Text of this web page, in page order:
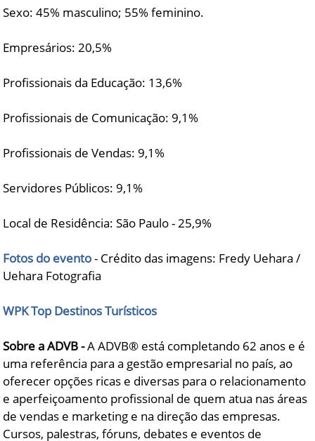
Sexo: 45% masculino; 55% feminino.
Empresários: 20,5%
Profissionais da Educação: 13,6%
Profissionais de Comunicação: 9,1%
Profissionais de Vendas: 9,1%
Servidores Públicos: 9,1%
Local de Residência: São Paulo - 25,9%
Fotos do evento- Crédito das imagens: Fredy Uehara /
Uehara Fotografia
WPK Top Destinos Turísticos
Sobre a ADVB -A ADVB® está completando 62 anos e é
uma referência para a gestão empresarial no país, ao
oferecer opções ricas e diversas para o relacionamento
e aperfeiçoamento profissional de quem atua nas áreas
de vendas e marketing e na direção das empresas.
Cursos, palestras, fóruns, debates e eventos de